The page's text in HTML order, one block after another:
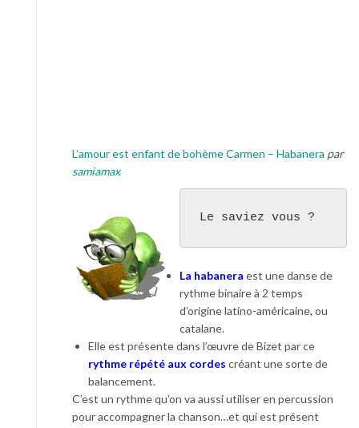
L’amour est enfant de bohème Carmen – Habanera par
samiamax
Le saviez vous ?
La habanera est une danse de
rythme binaire à 2 temps
d’origine latino-américaine, ou
catalane.
Elle est présente dans l’œuvre de Bizet par ce
rythme répété aux cordes créant une sorte de
balancement.
C’est un rythme qu’on va aussi utiliser en percussion
pour accompagner la chanson…et qui est présent